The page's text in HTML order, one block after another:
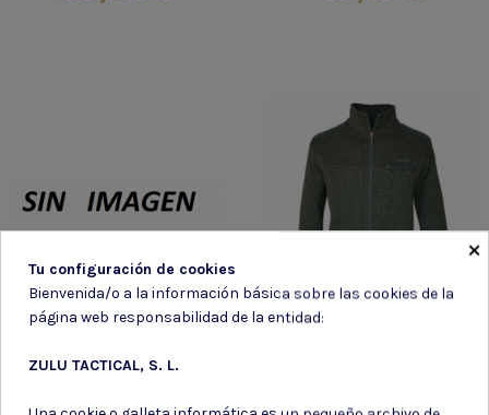
Pantalon trekking
×
Tu configuración de cookies
Bienvenida/o a la información básica sobre las cookies de la
página web responsabilidad de la entidad:
ZULU TACTICAL, S. L.